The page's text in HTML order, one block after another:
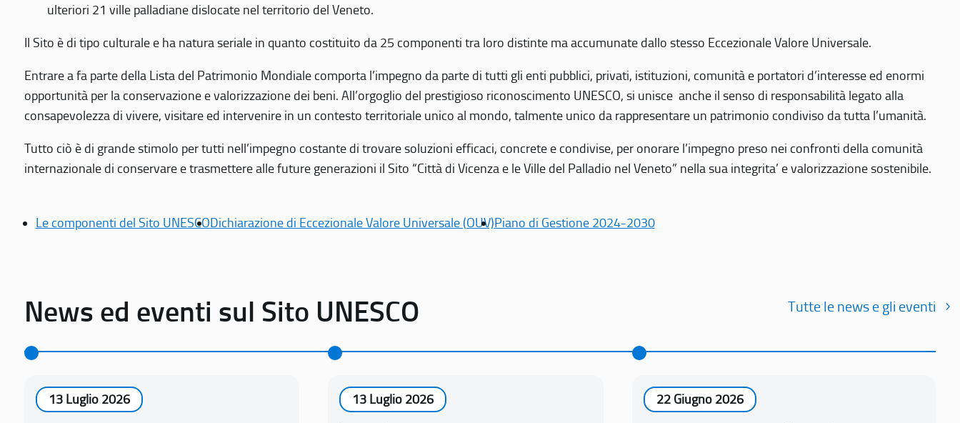
ulteriori 21 ville palladiane dislocate nel territorio del Veneto.
Il Sito è di tipo culturale e ha natura seriale in quanto costituito da 25 componenti tra loro distinte ma accumunate dallo stesso Eccezionale Valore Universale.
Entrare a fa parte della Lista del Patrimonio Mondiale comporta l’impegno da parte di tutti gli enti pubblici, privati, istituzioni, comunità e portatori d’interesse ed enormi
opportunità per la conservazione e valorizzazione dei beni. All’orgoglio del prestigioso riconoscimento UNESCO, si unisce anche il senso di responsabilità legato alla
consapevolezza di vivere, visitare ed intervenire in un contesto territoriale unico al mondo, talmente unico da rappresentare un patrimonio condiviso da tutta l’umanità.
Tutto ciò è di grande stimolo per tutti nell’impegno costante di trovare soluzioni efficaci, concrete e condivise, per onorare l’impegno preso nei confronti della comunità
internazionale di conservare e trasmettere alle future generazioni il Sito “Città di Vicenza e le Ville del Palladio nel Veneto” nella sua integrita’ e valorizzazione sostenibile.
Le componenti del Sito UNESCODichiarazione di Eccezionale Valore Universale (OUV)Piano di Gestione 2024-2030
News ed eventi sul Sito UNESCO Tutte le news e gli eventi
13 Luglio 2026 13 Luglio 2026 22 Giugno 2026